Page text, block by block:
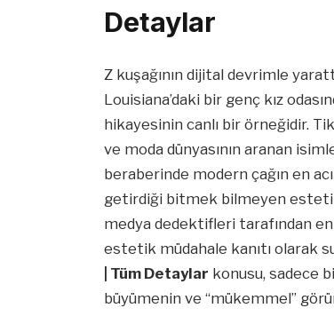
Detaylar
Z kuşağının dijital devrimle
Louisiana’daki bir genç kız
hikayesinin canlı bir örneğidir.
ve moda dünyasının aranan
beraberinde modern çağın en
getirdiği bitmek bilmeyen
medya dedektifleri tarafından
estetik müdahale kanıtı olarak
| Tüm Detaylar konusu, sadece
büyümenin ve “mükemmel”